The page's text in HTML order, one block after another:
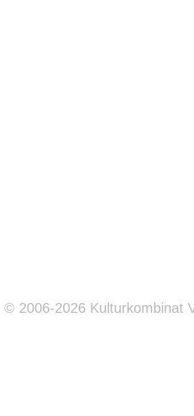
© 2006-2026